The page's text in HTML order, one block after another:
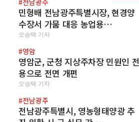
#전남광주
민형배 전남광주특별시장, 현경양
수장서 가뭄 대응 농업용…
오승택 기자
#영암
영암군, 군청 지상주차장 민원인 전
용으로 전면 개편
오승택 기자
#전남광주
전남광주특별시, 영농형태양광 추